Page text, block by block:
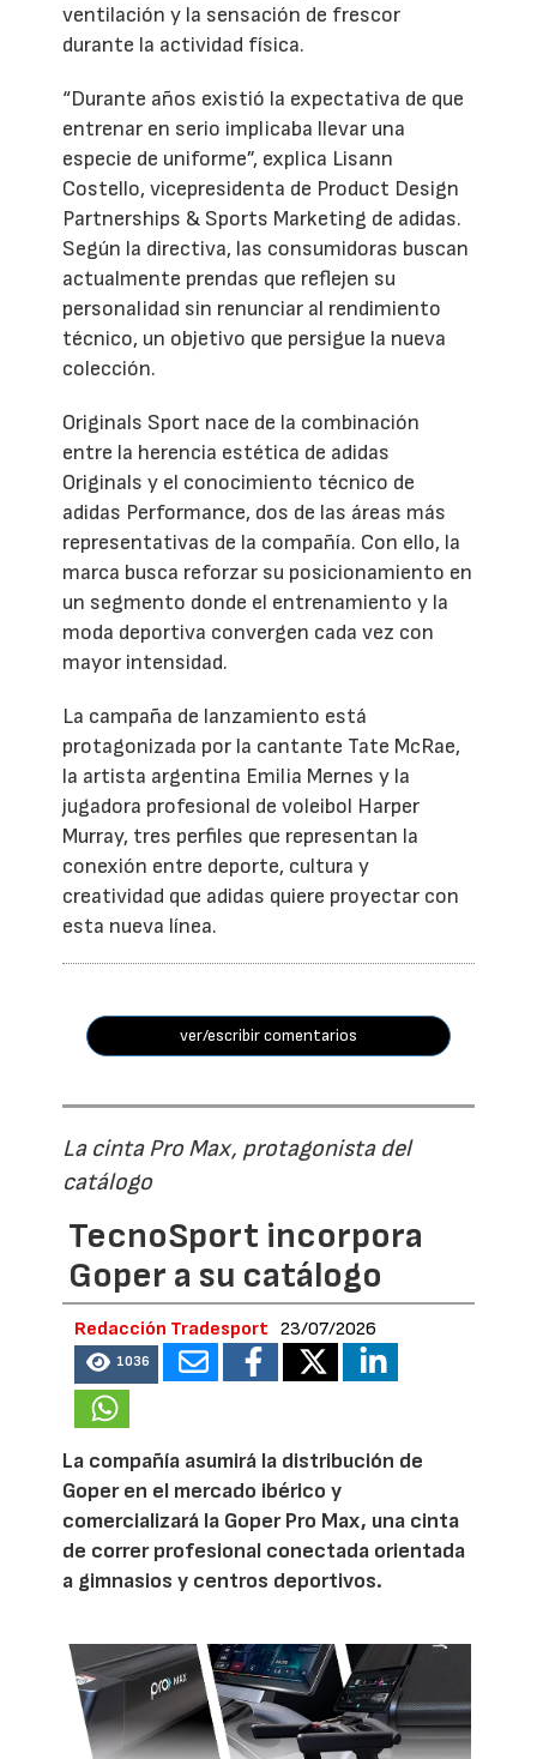
ventilación y la sensación de frescor
durante la actividad física.
“Durante años existió la expectativa de que
entrenar en serio implicaba llevar una
especie de uniforme”, explica Lisann
Costello, vicepresidenta de Product Design
Partnerships & Sports Marketing de adidas.
Según la directiva, las consumidoras buscan
actualmente prendas que reflejen su
personalidad sin renunciar al rendimiento
técnico, un objetivo que persigue la nueva
colección.
Originals Sport nace de la combinación
entre la herencia estética de adidas
Originals y el conocimiento técnico de
adidas Performance, dos de las áreas más
representativas de la compañía. Con ello, la
marca busca reforzar su posicionamiento en
un segmento donde el entrenamiento y la
moda deportiva convergen cada vez con
mayor intensidad.
La campaña de lanzamiento está
protagonizada por la cantante Tate McRae,
la artista argentina Emilia Mernes y la
jugadora profesional de voleibol Harper
Murray, tres perfiles que representan la
conexión entre deporte, cultura y
creatividad que adidas quiere proyectar con
esta nueva línea.
ver/escribir comentarios
La cinta Pro Max, protagonista del
catálogo
TecnoSport incorpora
Goper a su catálogo
Redacción Tradesport 23/07/2026
1036
La compañía asumirá la distribución de
Goper en el mercado ibérico y
comercializará la Goper Pro Max, una cinta
de correr profesional conectada orientada
a gimnasios y centros deportivos.